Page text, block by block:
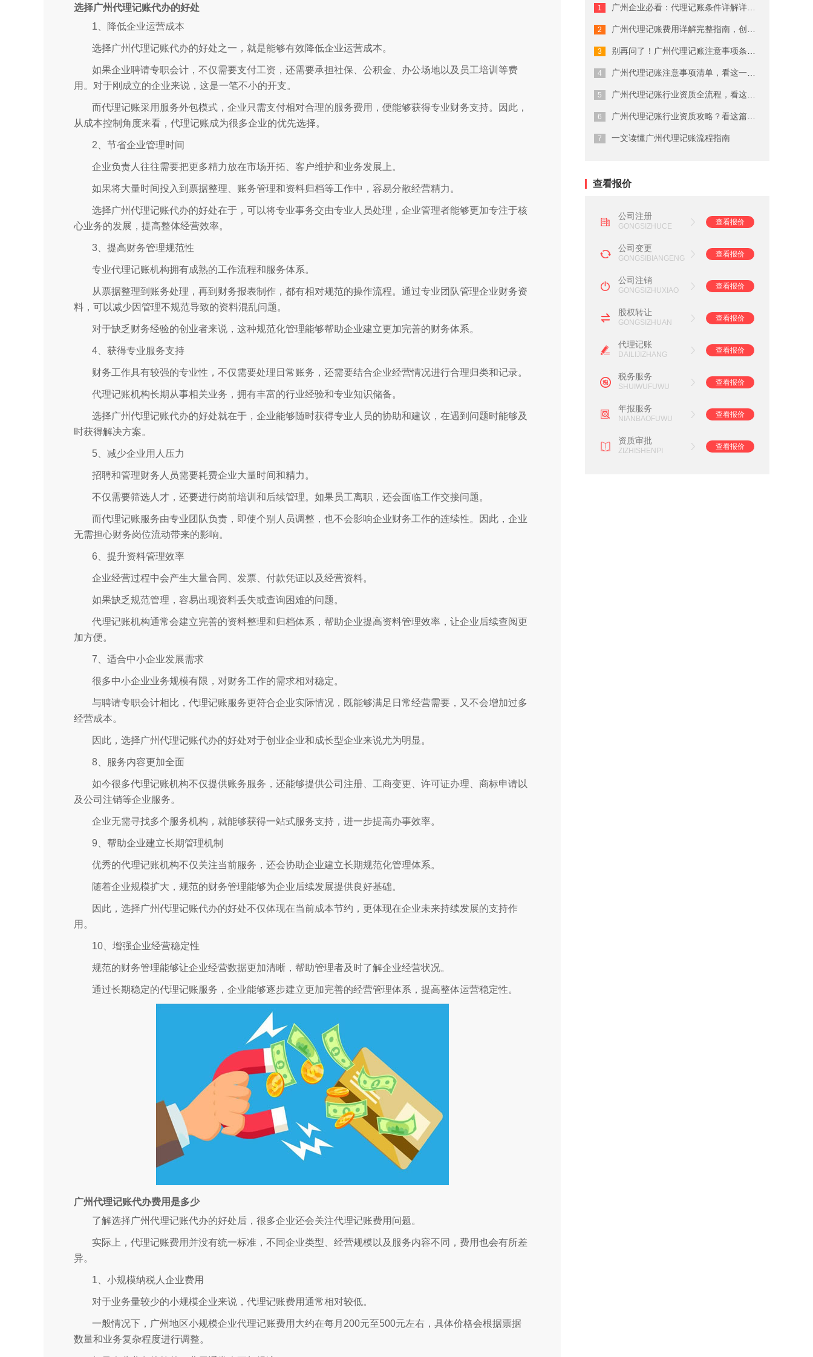
选择广州代理记账代办的好处
1、降低企业运营成本
选择广州代理记账代办的好处之一，就是能够有效降低企业运营成本。
如果企业聘请专职会计，不仅需要支付工资，还需要承担社保、公积金、办公场地以及员工培训等费
用。对于刚成立的企业来说，这是一笔不小的开支。
而代理记账采用服务外包模式，企业只需支付相对合理的服务费用，便能够获得专业财务支持。因此，
从成本控制角度来看，代理记账成为很多企业的优先选择。
2、节省企业管理时间
企业负责人往往需要把更多精力放在市场开拓、客户维护和业务发展上。
如果将大量时间投入到票据整理、账务管理和资料归档等工作中，容易分散经营精力。
选择广州代理记账代办的好处在于，可以将专业事务交由专业人员处理，企业管理者能够更加专注于核
心业务的发展，提高整体经营效率。
3、提高财务管理规范性
专业代理记账机构拥有成熟的工作流程和服务体系。
从票据整理到账务处理，再到财务报表制作，都有相对规范的操作流程。通过专业团队管理企业财务资
料，可以减少因管理不规范导致的资料混乱问题。
对于缺乏财务经验的创业者来说，这种规范化管理能够帮助企业建立更加完善的财务体系。
4、获得专业服务支持
财务工作具有较强的专业性，不仅需要处理日常账务，还需要结合企业经营情况进行合理归类和记录。
代理记账机构长期从事相关业务，拥有丰富的行业经验和专业知识储备。
选择广州代理记账代办的好处就在于，企业能够随时获得专业人员的协助和建议，在遇到问题时能够及
时获得解决方案。
5、减少企业用人压力
招聘和管理财务人员需要耗费企业大量时间和精力。
不仅需要筛选人才，还要进行岗前培训和后续管理。如果员工离职，还会面临工作交接问题。
而代理记账服务由专业团队负责，即使个别人员调整，也不会影响企业财务工作的连续性。因此，企业
无需担心财务岗位流动带来的影响。
6、提升资料管理效率
企业经营过程中会产生大量合同、发票、付款凭证以及经营资料。
如果缺乏规范管理，容易出现资料丢失或查询困难的问题。
代理记账机构通常会建立完善的资料整理和归档体系，帮助企业提高资料管理效率，让企业后续查阅更
加方便。
7、适合中小企业发展需求
很多中小企业业务规模有限，对财务工作的需求相对稳定。
与聘请专职会计相比，代理记账服务更符合企业实际情况，既能够满足日常经营需要，又不会增加过多
经营成本。
因此，选择广州代理记账代办的好处对于创业企业和成长型企业来说尤为明显。
8、服务内容更加全面
如今很多代理记账机构不仅提供账务服务，还能够提供公司注册、工商变更、许可证办理、商标申请以
及公司注销等企业服务。
企业无需寻找多个服务机构，就能够获得一站式服务支持，进一步提高办事效率。
9、帮助企业建立长期管理机制
优秀的代理记账机构不仅关注当前服务，还会协助企业建立长期规范化管理体系。
随着企业规模扩大，规范的财务管理能够为企业后续发展提供良好基础。
因此，选择广州代理记账代办的好处不仅体现在当前成本节约，更体现在企业未来持续发展的支持作
用。
10、增强企业经营稳定性
规范的财务管理能够让企业经营数据更加清晰，帮助管理者及时了解企业经营状况。
通过长期稳定的代理记账服务，企业能够逐步建立更加完善的经营管理体系，提高整体运营稳定性。
广州代理记账代办费用是多少
了解选择广州代理记账代办的好处后，很多企业还会关注代理记账费用问题。
实际上，代理记账费用并没有统一标准，不同企业类型、经营规模以及服务内容不同，费用也会有所差
异。
1、小规模纳税人企业费用
对于业务量较少的小规模企业来说，代理记账费用通常相对较低。
一般情况下，广州地区小规模企业代理记账费用大约在每月200元至500元左右，具体价格会根据票据
数量和业务复杂程度进行调整。
广州商标注册费用有哪些
广州代理公司注册注意事项
在广州注册商标的流程及费用
广州劳务派遣资质申请流程
广州营业执照注销流程
广州会计代理记账公司
广州企业必看：代理记账条件详解详细解...
广州代理记账费用详解完整指南，创业者...
别再问了！广州代理记账注意事项条件就...
广州代理记账注意事项清单，看这一篇就...
广州代理记账行业资质全流程，看这一篇...
广州代理记账行业资质攻略？看这篇就够...
一文读懂广州代理记账流程指南
查看报价
公司注册
GONGSIZHUCE
查看报价
公司变更
GONGSIBIANGENG
查看报价
公司注销
GONGSIZHUXIAO
查看报价
股权转让
GONGSIZHUAN
查看报价
代理记账
DAILIJIZHANG
查看报价
税务服务
SHUIWUFUWU
查看报价
年报服务
NIANBAOFUWU
查看报价
资质审批
ZIZHISHENPI
查看报价